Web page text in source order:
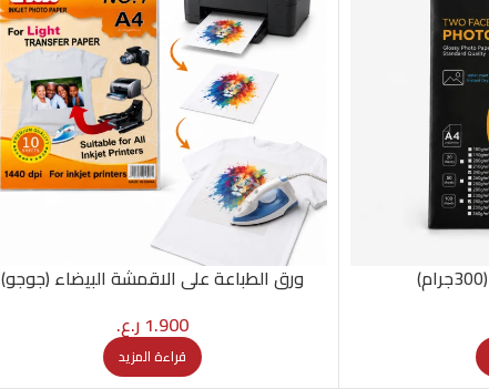
ورق الطباعة على الاقمشة البيضاء (جوجو)
1.900 ر.ع.
قراءة المزيد